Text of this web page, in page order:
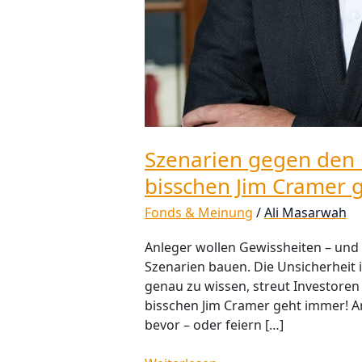
Szenarien gegen
bisschen Jim Cramer
Fonds & Meinung /Ali Masarwah
Anleger wollen Gewissheiten –
Szenarien bauen. Die
genau zu wissen, streut
bisschen Jim Cramer geht immer!
bevor – oder feiern […]